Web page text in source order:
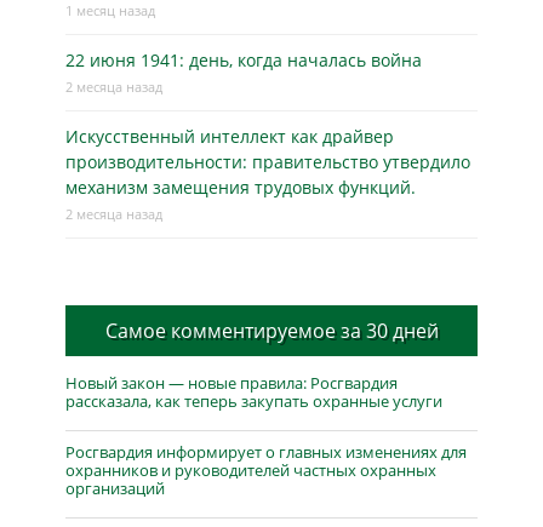
1 месяц назад
22 июня 1941: день, когда началась война
2 месяца назад
Искусственный интеллект как драйвер
производительности: правительство утвердило
механизм замещения трудовых функций.
2 месяца назад
Самое комментируемое за 30 дней
Новый закон — новые правила: Росгвардия
рассказала, как теперь закупать охранные услуги
Росгвардия информирует о главных изменениях для
охранников и руководителей частных охранных
организаций